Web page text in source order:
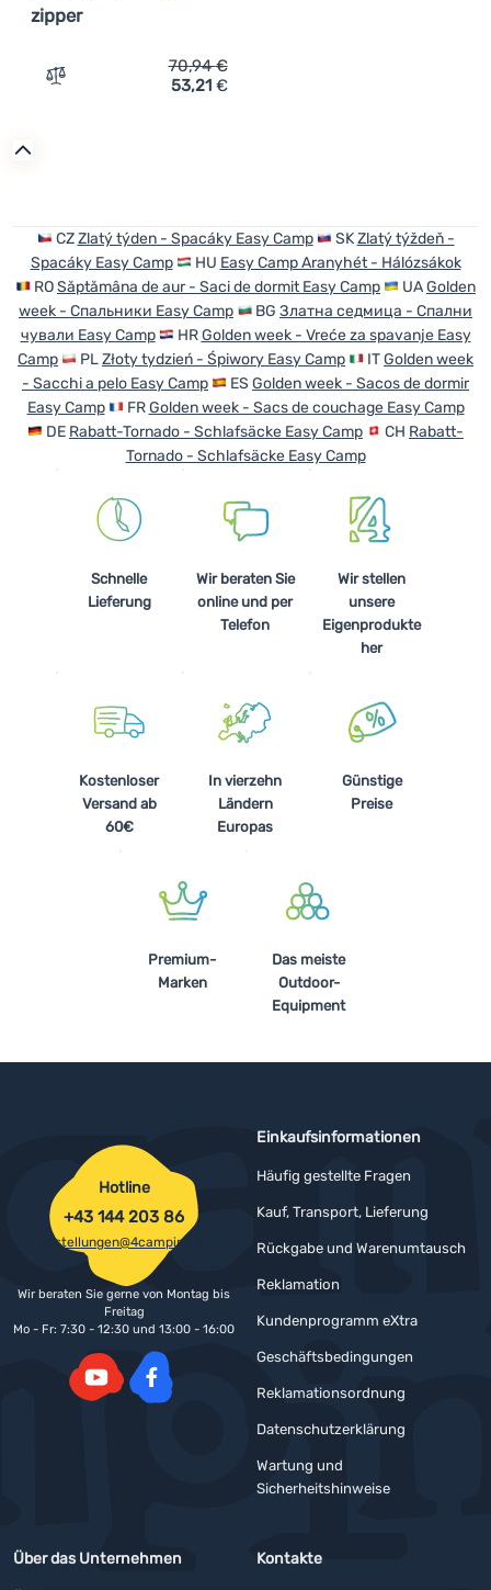
zipper
Zum Vergleich 'Schlafsack Easy Camp Falcon III
70,94€
53,21 €
CZZlatý týden - Spacáky Easy Camp SKZlatý týždeň -
Spacáky Easy Camp
HU Easy Camp Aranyhét - Hálózsákok
ROSăptămâna de aur - Saci de dormit Easy Camp UAGolden
week - Спальники Easy Camp
BG Златна седмица - Спални
чували Easy Camp
HRGolden week - Vreće za spavanje Easy
Camp
PLZłoty tydzień - Śpiwory Easy Camp ITGolden week
- Sacchi a pelo Easy Camp
ES Golden week - Sacos de dormir
Easy Camp
FRGolden week - Sacs de couchage Easy Camp
DE Rabatt-Tornado - Schlafsäcke Easy Camp CH Rabatt-
Tornado - Schlafsäcke Easy Camp
Schnelle
Lieferung
Wir beraten Sie
online und per
Telefon
Wir stellen
unsere
Eigenprodukte
her
Kostenloser
Versand ab
60€
In vierzehn
Ländern
Europas
Günstige
Preise
Premium-
Marken
Das meiste
Outdoor-
Equipment
Einkaufsinformationen
Häufig gestellte Fragen
Kauf, Transport, Lieferung
Rückgabe und Warenumtausch
Reklamation
Kundenprogramm eXtra
Geschäftsbedingungen
Reklamationsordnung
Datenschutzerklärung
Wartung und
Sicherheitshinweise
Über das Unternehmen Kontakte
Hotline
+43 144 203 86
bestellungen@4camping.at
Wir beraten Sie gerne von Montag bis
Freitag
Mo - Fr: 7:30 - 12:30 und 13:00 - 16:00